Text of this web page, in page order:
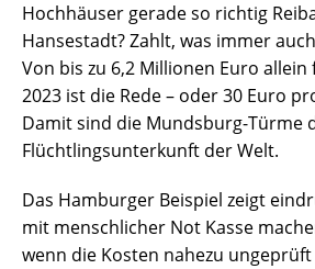
Hochhäuser gerade so richtig
Hansestadt? Zahlt, was immer
Von bis zu 6,2 Millionen Euro allein
2023 ist die Rede – oder 30 Euro
Damit sind die Mundsburg-Türme
Flüchtlingsunterkunft der Welt.
Das Hamburger Beispiel zeigt
mit menschlicher Not Kasse
wenn die Kosten nahezu